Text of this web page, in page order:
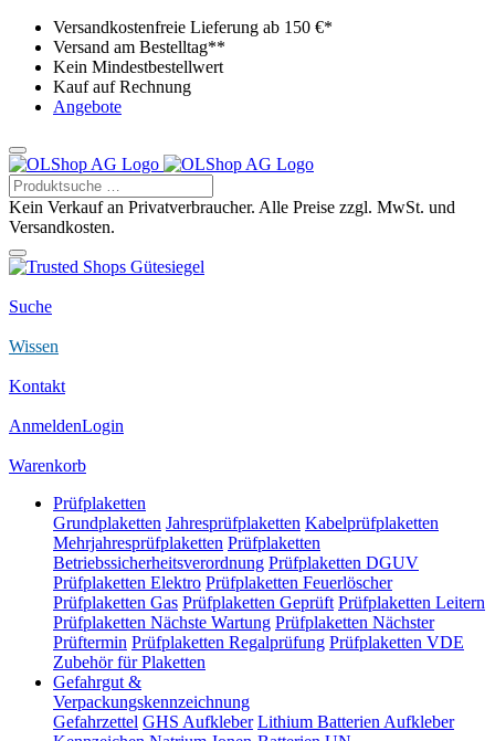
Versandkostenfreie Lieferung ab 150 €*
Versand am Bestelltag**
Kein Mindestbestellwert
Kauf auf Rechnung
Angebote
Kein Verkauf an Privatverbraucher. Alle Preise zzgl. MwSt. und
Versandkosten.
Suche
Wissen
Kontakt
AnmeldenLogin
Warenkorb
Prüfplaketten
Grundplaketten Jahresprüfplaketten Kabelprüfplaketten
Mehrjahresprüfplaketten Prüfplaketten
Betriebssicherheitsverordnung Prüfplaketten DGUV
Prüfplaketten Elektro Prüfplaketten Feuerlöscher
Prüfplaketten Gas Prüfplaketten Geprüft Prüfplaketten Leitern
Prüfplaketten Nächste Wartung Prüfplaketten Nächster
Prüftermin Prüfplaketten Regalprüfung Prüfplaketten VDE
Zubehör für Plaketten
Gefahrgut &
Verpackungskennzeichnung
Gefahrzettel GHS Aufkleber Lithium Batterien Aufkleber